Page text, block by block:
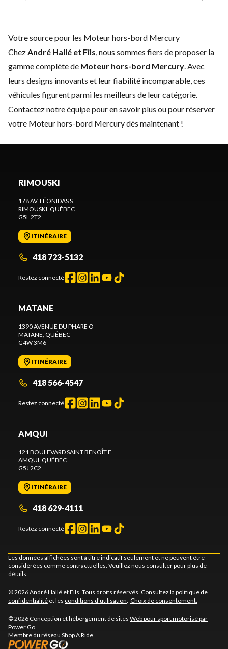
Votre source pour les Moteur hors-bord Mercury
ChezAndré Hallé et Fils, nous sommes fiers de proposer la
gamme complète de Moteur hors-bord Mercury. Avec
leurs designs innovants et leur fiabilité incomparable, ces
véhicules figurent parmi les meilleurs de leur catégorie.
Contactez notre équipepour en savoir plus ou pour réserver
votre Moteur hors-bord Mercury dès maintenant !
RIMOUSKI
178 AV. LÉONIDAS S
RIMOUSKI, QUÉBEC
G5L 2T2
ITINÉRAIRE
418 723-5132
Restez connecté
MATANE
1390 AVENUE DU PHARE O
MATANE, QUÉBEC
G4W 3M6
ITINÉRAIRE
418 566-4547
Restez connecté
AMQUI
121 BOULEVARD SAINT BENOÎT E
AMQUI, QUÉBEC
G5J 2C2
ITINÉRAIRE
418 629-4111
Restez connecté
Les données affichées sont à titre indicatif seulement et ne peuvent être
considérées comme contractuelles. Veuillez nous consulter pour plus de
détails.
© 2026 André Hallé et Fils. Tous droits réservés. Consultez la politique de
confidentialité et les conditions d'utilisation. Choix de consentement.
© 2026 Conception et hébergement de sites Web pour sport motorisé par
Power Go.
Membre du réseau Shop A Ride.